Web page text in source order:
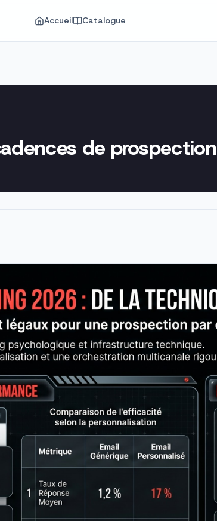
Accueil Catalogue
de prospection